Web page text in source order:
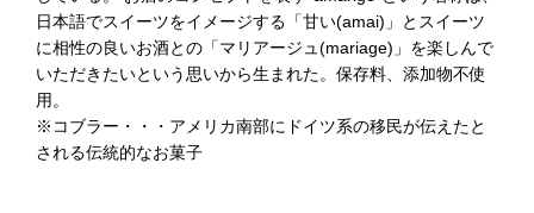
日本語でスイーツをイメージする「甘い(amai)」とスイーツ
に相性の良いお酒との「マリアージュ(mariage)」を楽しんで
いただきたいという思いから生まれた。保存料、添加物不使
用。
※コブラー・・・アメリカ南部にドイツ系の移民が伝えたと
される伝統的なお菓子